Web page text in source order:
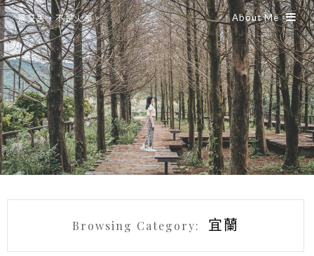
是艾思，不是火拳。 About Me
Browsing Category: 宜蘭